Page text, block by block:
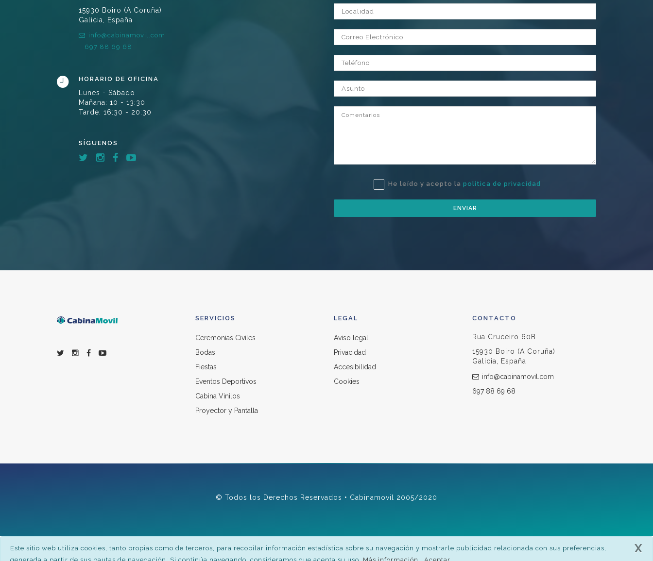
15930 Boiro (A Coruña)
Galicia, España
info@cabinamovil.com
697 88 69 68
HORARIO DE OFICINA
Lunes - Sábado
Mañana: 10 - 13:30
Tarde: 16:30 - 20:30
SÍGUENOS
Localidad
Correo Electrónico
Teléfono
Asunto
Comentarios
He leído y acepto la política de privacidad
ENVIAR
SERVICIOS
Ceremonias Civiles
Bodas
Fiestas
Eventos Deportivos
Cabina Vinilos
Proyector y Pantalla
LEGAL
Aviso legal
Privacidad
Accesibilidad
Cookies
CONTACTO
Rua Cruceiro 60B
15930 Boiro (A Coruña)
Galicia, España
info@cabinamovil.com
697 88 69 68
© Todos los Derechos Reservados • Cabinamovil 2005/2020
X
Este sitio web utiliza cookies, tanto propias como de terceros, para recopilar información estadística sobre su navegación y mostrarle publicidad relacionada con sus preferencias,